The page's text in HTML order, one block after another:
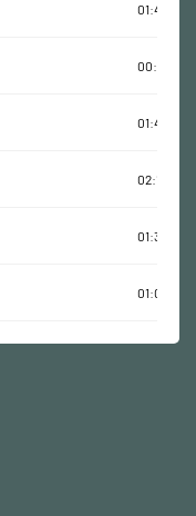
01:45:09
00:57:15
01:49:15
02:11:28
01:33:14
01:09:14